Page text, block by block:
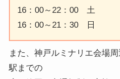
16：00～22：00 土
16：00～21：30 日
また、神戸ルミナリエ会場
駅までの